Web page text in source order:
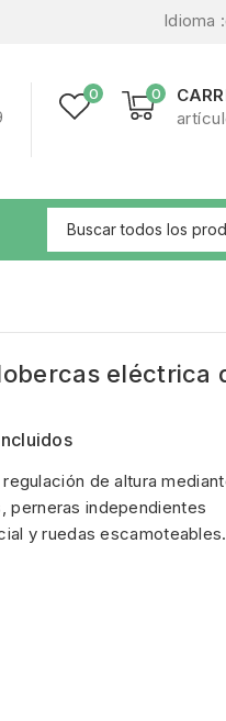
Idioma :
0
0
eléctrica
de altura
perneras independientes
y ruedas escamoteables.